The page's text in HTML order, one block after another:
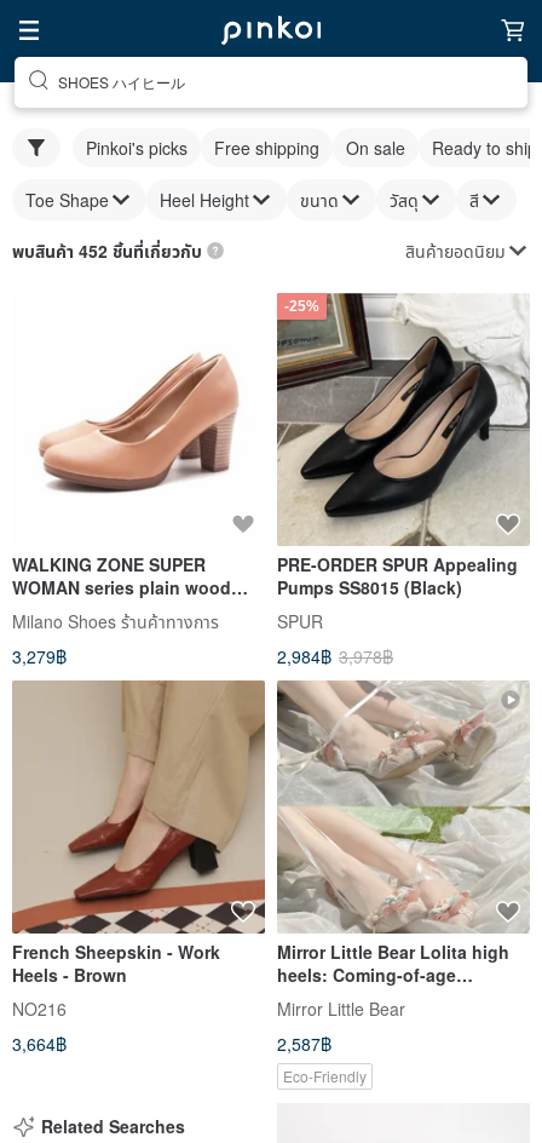
SHOES ハイヒール
Pinkoi's picks Free shipping On sale Ready to ship
Toe Shape Heel Height ขนาด วัสดุ สี
พบสินค้า 452 ชิ้นที่เกี่ยวกับ สินค้ายอดนิยม
WALKING ZONE SUPER
WOMAN series plain wood
grain high heels women's
shoes-milk tea Brown
Milano Shoes ร้านค้าทางการ
3,279฿
-25%
PRE-ORDER SPUR Appealing
Pumps SS8015 (Black)
SPUR
2,984฿ 3,978฿
French Sheepskin - Work
Heels - Brown
NO216
3,664฿
Mirror Little Bear Lolita high
heels: Coming-of-age
princess style, lace-up stiletto
heels, pink, gorgeous Lolita,
bridal shoes.
Mirror Little Bear
2,587฿
Eco-Friendly
Related Searches